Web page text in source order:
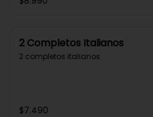
2 Completos Italianos
2 completos italianos
$7.490